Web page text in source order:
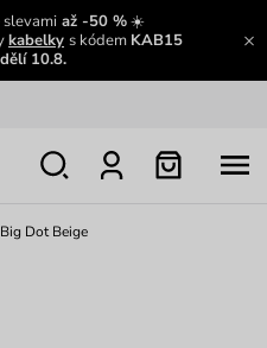
slevamiaž -50 %☀️
kabelky s kódem KAB15
10.8.
Dot Beige